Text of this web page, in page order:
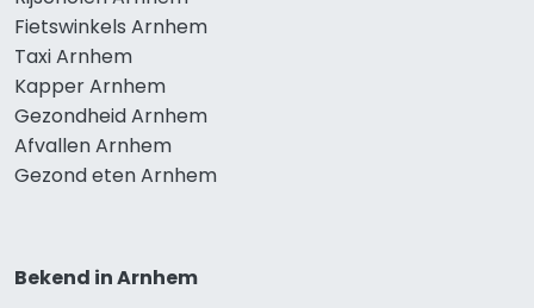
Fietswinkels Arnhem
Taxi Arnhem
Kapper Arnhem
Gezondheid Arnhem
Afvallen Arnhem
Gezond eten Arnhem
Bekend in Arnhem